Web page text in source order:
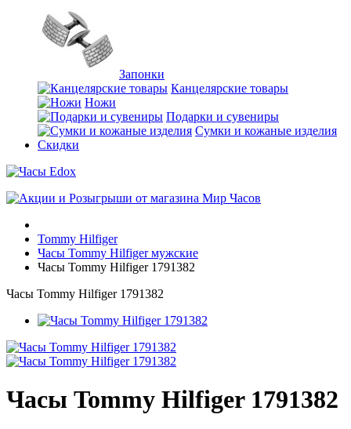
Запонки
Канцелярские товары
Ножи
Подарки и сувениры
Сумки и кожаные изделия
Скидки
Tommy Hilfiger
Часы Tommy Hilfiger мужские
Часы Tommy Hilfiger 1791382
Часы Tommy Hilfiger 1791382
Часы Tommy Hilfiger 1791382